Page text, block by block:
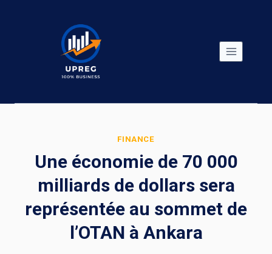
FINANCE
Une économie de 70 000
milliards de dollars sera
représentée au sommet de
l’OTAN à Ankara